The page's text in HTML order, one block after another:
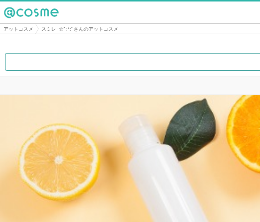
@cosme
アットコスメ スミレ･☆ﾟ:*:ﾟさんのアットコスメ